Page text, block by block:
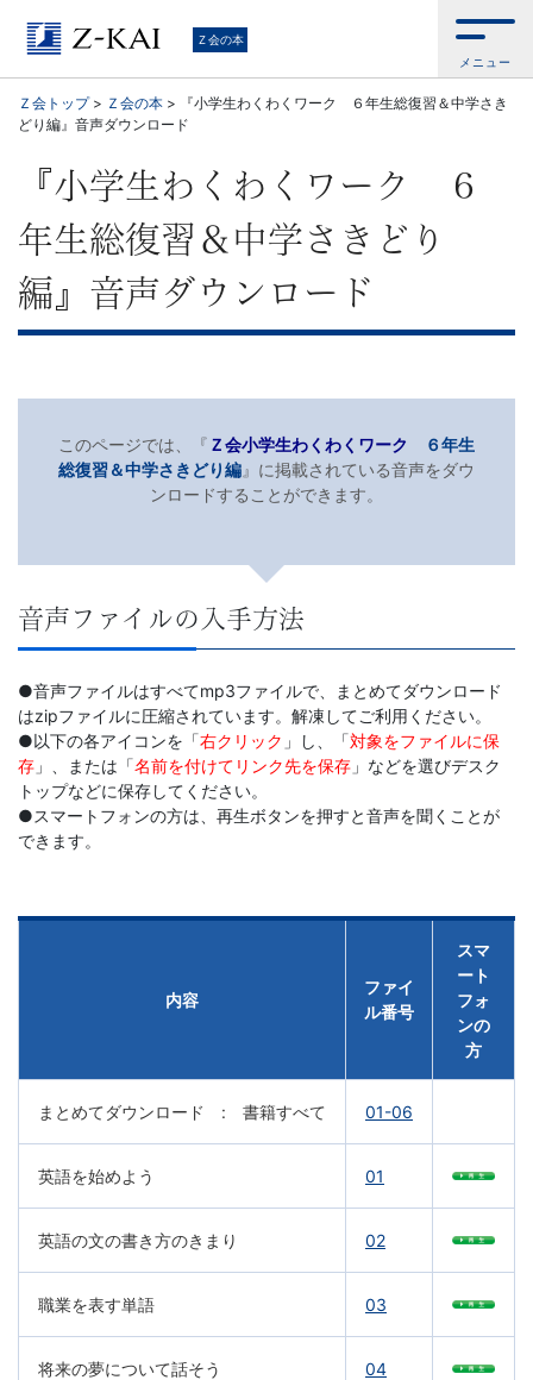
学
習
参
書
か
幼
児・
小
学
生
ま
で
Ｚ会の本
メニュー
Ｚ会トップ> Ｚ会の本 >
『小学生わくわくワーク ６年生総復習＆中学さき
どり編』音声ダウンロード
『小学生わくわくワーク ６
年生総復習＆中学さきどり
編』音声ダウンロード
このページでは、『 Ｚ会小学生わくわくワーク
６年生
総復習＆中学さきどり編』に掲載されている音声をダウ
ンロードすることができます。
音声ファイルの入手方法
●音声ファイルはすべてmp3ファイルで、まとめてダウンロード
はzipファイルに圧縮されています。解凍してご利用ください。
●以下の各アイコンを「右クリック 」し、「対象をファイルに保
存 」、または「名前を付けてリンク先を保存 」などを選びデスク
トップなどに保存してください。
●スマートフォンの方は、再生ボタンを押すと音声を聞くことが
できます。
内容
ファイ
ル番号
スマ
ート
フォ
ンの
方
まとめてダウンロード : 書籍すべて 01-06
英語を始めよう 01
英語の文の書き方のきまり 02
職業を表す単語 03
将来の夢について話そう 04